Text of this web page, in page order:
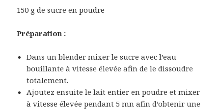
150 g de sucre en poudre
Préparation :
Dans un blender mixer le sucre avec l’eau
bouillante à vitesse élevée afin de le dissoudre
totalement.
Ajoutez ensuite le lait entier en poudre et mixer
à vitesse élevée pendant 5 mn afin d’obtenir une